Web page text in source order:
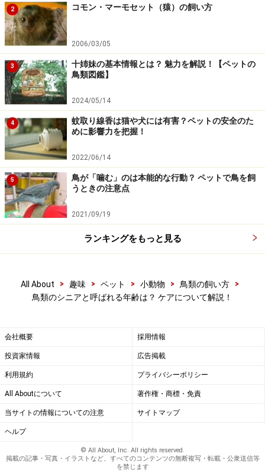
は、飼い主が動くときにいっしょに行こうとして足
元にいることもありますし、手を動かした先にいる
こともあります。足元や手元を確認し、鳥さんに注
意をすることは大人には簡単なことかもしれません
が、子供には難しいときがありますので、家族全員
が鳥さんの動きには注意するようにしましょう。
また、小さいがゆえに家具のすき間や本棚の本の間
など、以外なところに鳥さんが入ってしまうことも
あります。ソファーのクッションの間で休むことも
あるかもしれません。鳥さんが行くことができる場
所に危険なものがないことを確認し、間違ってもド
アに挟んだり、踏んでしまったりしないようにも注
意しましょう。
平均寿命は最低の目標に！
たとえば、セキセイインコの平均寿命が8～9年と聞いた
してあげたいと思うでしょうか？
8歳まで、なんて言わないでくださいね。平均寿命は
「平均」なんですから、どうか最低の目標にしてくださ
い。8～9年と聞いたら、15年を目標にするぐらい、長生
きさせる予定でいてください。そして、できれば長寿記
録を作るつもりでいてください。
ペットの寿命を飼い主が決めることはできません。で
2 コモン・マーモセット（猿）の飼い方
2006/03/05
3
十姉妹の基本情報とは？ 魅力を解説！【ペットの
鳥類図鑑】
2024/05/14
4
蚊取り線香は猫や犬には有害？ペットの安全のた
めに影響力を把握！
2022/06/14
5
鳥が「噛む」のは本能的な行動？ ペットで鳥を飼
うときの注意点
2021/09/19
ランキングをもっと見る
All About > 趣味 > ペット > 小動物 > 鳥類の飼い方
>
鳥類のシニアと呼ばれる年齢は？ ケアについて解説！
会社概要 採用情報
投資家情報 広告掲載
利用規約 プライバシーポリシー
All Aboutについて 著作権・商標・免責
当サイトの情報についての注意 サイトマップ
ヘルプ
© All About, Inc. All rights reserved.
掲載の記事・写真・イラストなど、すべてのコンテンツの無断複写・転載・公衆送信等
を禁じます